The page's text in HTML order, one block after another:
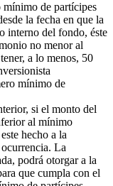
de partícipes
la fecha en que la
interno del fondo, éste
no menor al
a lo menos, 50
mínimo de
si el monto del
al mínimo
hecho a la
La
podrá otorgar a la
que cumpla con el